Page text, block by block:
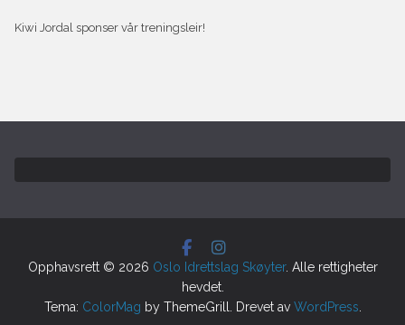
Kiwi Jordal sponser vår treningsleir!
Opphavsrett © 2026 Oslo Idrettslag Skøyter. Alle rettigheter
hevdet.
Tema: ColorMag by ThemeGrill. Drevet av WordPress